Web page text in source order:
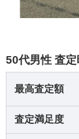
50代男性 査定
最高査定額
査定満足度